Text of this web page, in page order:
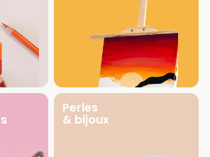
Perles
& bijoux